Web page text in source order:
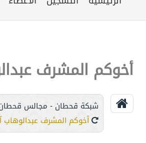
أخوكم المشرف
شبكة قحطان - مجالس
أخوكم المشرف